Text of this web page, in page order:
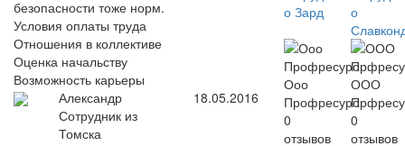
безопасности тоже норм.
Условия оплаты труда
Отношения в коллективе
Оценка начальству
Возможность карьеры
Александр
Сотрудник из
Томска
18.05.2016
о Зард
о
Ооо
Профресурс
0
отзывов
ООО
0
отзывов